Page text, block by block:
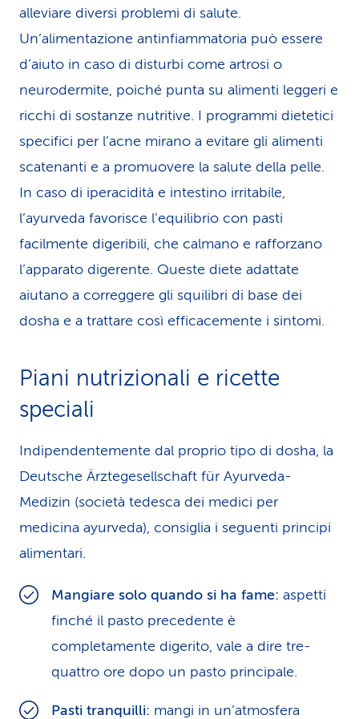
alleviare diversi problemi di salute.
Un’alimentazione antinfiammatoria può essere
d’aiuto in caso di disturbi come artrosi o
neurodermite, poiché punta su alimenti leggeri e
ricchi di sostanze nutritive. I programmi dietetici
specifici per l’acne mirano a evitare gli alimenti
scatenanti e a promuovere la salute della pelle.
In caso di iperacidità e intestino irritabile,
l’ayurveda favorisce l’equilibrio con pasti
facilmente digeribili, che calmano e rafforzano
l’apparato digerente. Queste diete adattate
aiutano a correggere gli squilibri di base dei
dosha e a trattare così efficacemente i sintomi.
Piani nutrizionali e ricette
speciali
Indipendentemente dal proprio tipo di dosha, la
Deutsche Ärztegesellschaft für Ayurveda-
Medizin (società tedesca dei medici per
medicina ayurveda), consiglia i seguenti principi
alimentari.
Mangiare solo quando si ha fame: aspetti
finché il pasto precedente è
completamente digerito, vale a dire tre-
quattro ore dopo un pasto principale.
Pasti tranquilli: mangi in un’atmosfera